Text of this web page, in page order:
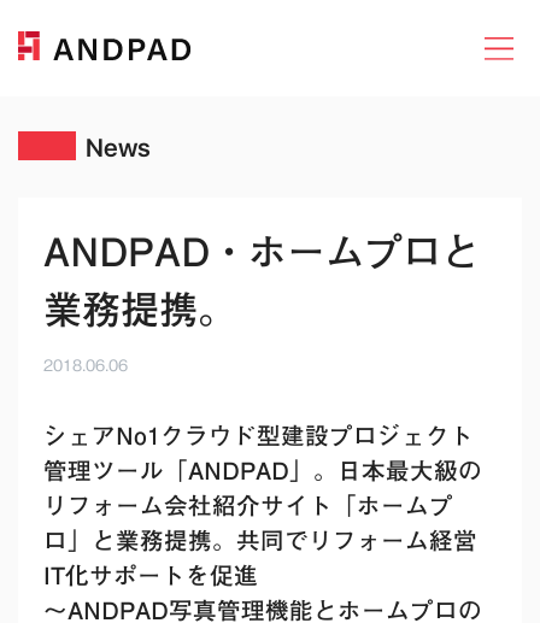
News
ANDPAD・ホームプロと
業務提携。
2018.06.06
シェアNo1クラウド型建設プロジェクト
管理ツール「ANDPAD」。日本最大級の
リフォーム会社紹介サイト「ホームプ
ロ」と業務提携。共同でリフォーム経営
IT化サポートを促進
〜ANDPAD写真管理機能とホームプロの